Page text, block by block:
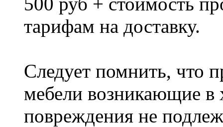
тарифам на доставку.
Следует помнить, что
мебели возникающие в
повреждения не